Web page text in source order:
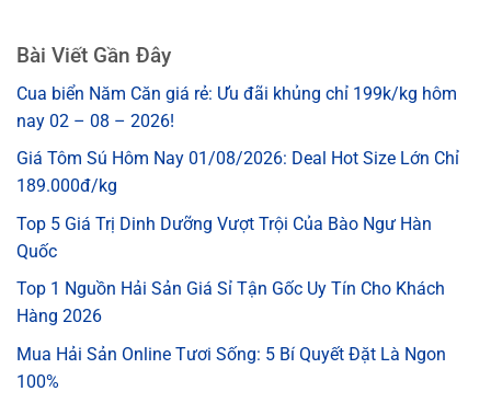
Bài Viết Gần Đây
Cua biển Năm Căn giá rẻ: Ưu đãi khủng chỉ 199k/kg hôm
nay 02 – 08 – 2026!
Giá Tôm Sú Hôm Nay 01/08/2026: Deal Hot Size Lớn Chỉ
189.000đ/kg
Top 5 Giá Trị Dinh Dưỡng Vượt Trội Của Bào Ngư Hàn
Quốc
Top 1 Nguồn Hải Sản Giá Sỉ Tận Gốc Uy Tín Cho Khách
Hàng 2026
Mua Hải Sản Online Tươi Sống: 5 Bí Quyết Đặt Là Ngon
100%